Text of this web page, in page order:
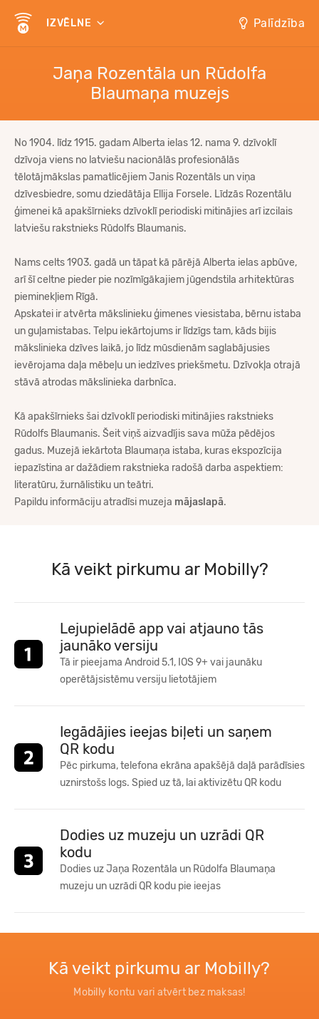
IZVĒLNE Palīdzība
Jaņa Rozentāla un Rūdolfa
Blaumaņa muzejs
No 1904. līdz 1915. gadam Alberta ielas 12. nama 9. dzīvoklī
dzīvoja viens no latviešu nacionālās profesionālās
tēlotājmākslas pamatlicējiem Janis Rozentāls un viņa
dzīvesbiedre, somu dziedātāja Ellija Forsele. Līdzās Rozentālu
ģimenei kā apakšīrnieks dzīvoklī periodiski mitinājies arī izcilais
latviešu rakstnieks Rūdolfs Blaumanis.
Nams celts 1903. gadā un tāpat kā pārējā Alberta ielas apbūve,
arī šī celtne pieder pie nozīmīgākajiem jūgendstila arhitektūras
pieminekļiem Rīgā.
Apskatei ir atvērta mākslinieku ģimenes viesistaba, bērnu istaba
un guļamistabas. Telpu iekārtojums ir līdzīgs tam, kāds bijis
mākslinieka dzīves laikā, jo līdz mūsdienām saglabājusies
ievērojama daļa mēbeļu un iedzīves priekšmetu. Dzīvokļa otrajā
stāvā atrodas mākslinieka darbnīca.
Kā apakšīrnieks šai dzīvoklī periodiski mitinājies rakstnieks
Rūdolfs Blaumanis. Šeit viņš aizvadījis sava mūža pēdējos
gadus. Muzejā iekārtota Blaumaņa istaba, kuras ekspozīcija
iepazīstina ar dažādiem rakstnieka radošā darba aspektiem:
literatūru, žurnālistiku un teātri.
Papildu informāciju atradīsi muzeja mājaslapā.
Kā veikt pirkumu ar Mobilly?
Lejupielādē app vai atjauno tās
jaunāko versiju
Tā ir pieejama Android 5.1, IOS 9+ vai jaunāku
operētājsistēmu versiju lietotājiem
Iegādājies ieejas biļeti un saņem
QR kodu
Pēc pirkuma, telefona ekrāna apakšējā daļā parādīsies
uznirstošs logs. Spied uz tā, lai aktivizētu QR kodu
Dodies uz muzeju un uzrādi QR
kodu
Dodies uz Jaņa Rozentāla un Rūdolfa Blaumaņa
muzeju un uzrādi QR kodu pie ieejas
Kā veikt pirkumu ar Mobilly?
Mobilly kontu vari atvērt bez maksas!